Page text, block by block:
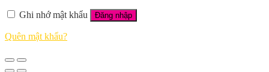
Ghi nhớ mật khẩu Đăng nhập
Quên mật khẩu?